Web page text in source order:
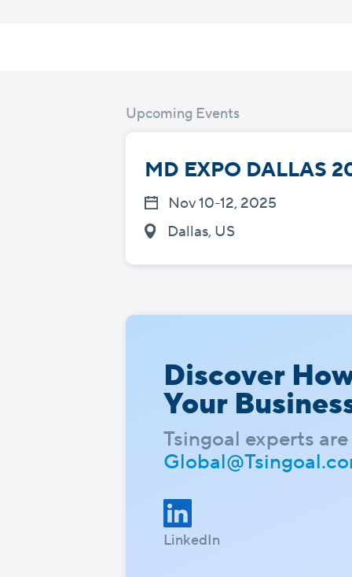
Upcoming Events
MD EXPO DALLAS
Nov 10-12, 2025
Dallas, US
Discover
Your
Tsingoal experts
LinkedIn